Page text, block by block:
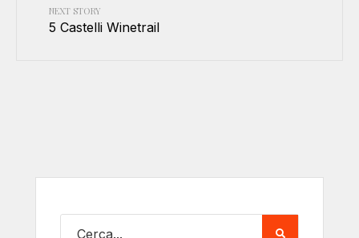
NEXT STORY
5 Castelli Winetrail